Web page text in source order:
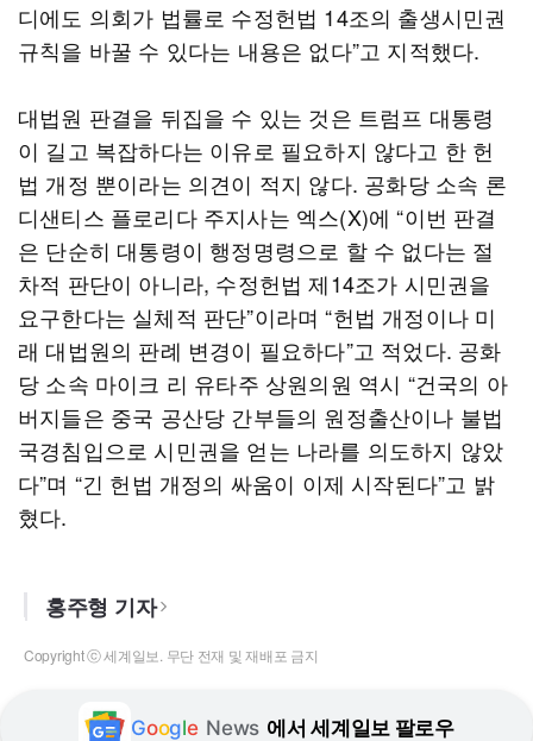
디에도 의회가 법률로 수정헌법 14조의 출생시민권
규칙을 바꿀 수 있다는 내용은 없다”고 지적했다.
대법원 판결을 뒤집을 수 있는 것은 트럼프 대통령
이 길고 복잡하다는 이유로 필요하지 않다고 한 헌
법 개정 뿐이라는 의견이 적지 않다. 공화당 소속 론
디샌티스 플로리다 주지사는 엑스(X)에 “이번 판결
은 단순히 대통령이 행정명령으로 할 수 없다는 절
차적 판단이 아니라, 수정헌법 제14조가 시민권을
요구한다는 실체적 판단”이라며 “헌법 개정이나 미
래 대법원의 판례 변경이 필요하다”고 적었다. 공화
당 소속 마이크 리 유타주 상원의원 역시 “건국의 아
버지들은 중국 공산당 간부들의 원정출산이나 불법
국경침입으로 시민권을 얻는 나라를 의도하지 않았
다”며 “긴 헌법 개정의 싸움이 이제 시작된다”고 밝
혔다.
홍주형 기자
Copyright ⓒ 세계일보. 무단 전재 및 재배포 금지
Google News 에서 세계일보 팔로우